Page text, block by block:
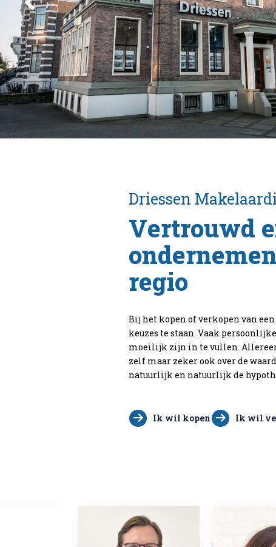
Vertrouwd
regio
Driessen
Bij het kopen of verkopen van
keuzes te staan. Vaak
moeilijk zijn in te vullen.
zelf maar zeker ook over de
natuurlijk en natuurlijk de
Ik wil kopen Ik wil